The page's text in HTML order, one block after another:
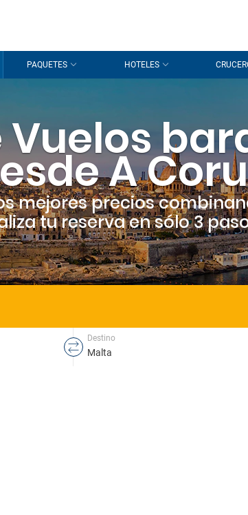
PAQUETES HOTELES
A
mejores precios
tu reserva en sólo 3
Destino